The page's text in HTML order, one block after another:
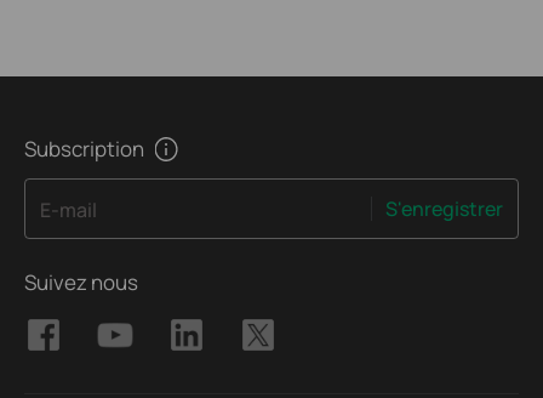
Subscription
E-mail S'enregistrer
Suivez nous